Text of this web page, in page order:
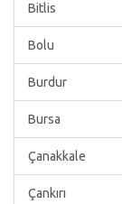
Bitlis
Bolu
Burdur
Bursa
Çanakkale
Çankırı